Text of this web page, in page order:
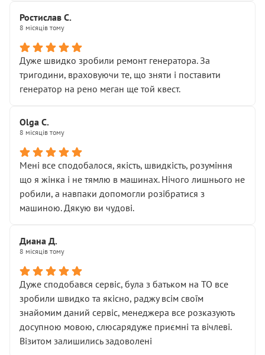
Хотілося б більше:
• належної уваги до авто
• прозорості в роботах і рахунках
• реальної діагностики, а не формального
“подивились і поїхав”
На жаль, складається враження, що сервіс працює не
Стосовно комунікації - все добре
звертатися до цього автосервісу.
Ростислав С.
8 місяців тому
Дуже швидко зробили ремонт генератора. За
тригодини, враховуючи те, що зняти і поставити
генератор на рено меган ще той квест.
Olga С.
8 місяців тому
Мені все сподобалося, якість, швидкість, розуміння
що я жінка і не тямлю в машинах. Нічого лишнього не
робили, а навпаки допомогли розібратися з
машиною. Дякую ви чудові.
Диана Д.
8 місяців тому
Дуже сподобався сервіс, була з батьком на ТО все
зробили швидко та якісно, раджу всім своїм
знайомим даний сервіс, менеджера все розказують
досупною мовою, слюсарядуже приємні та вічлеві.
Візитом залишились задоволені